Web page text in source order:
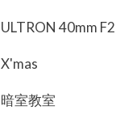
ULTRON 40mm
X'mas
暗室教室